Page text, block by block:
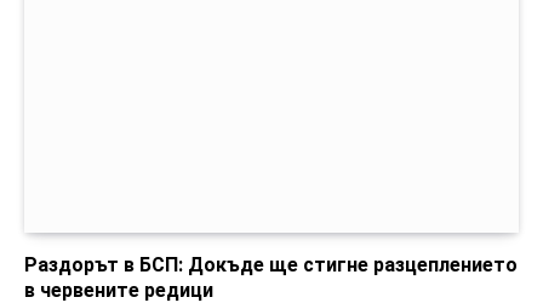
Раздорът в БСП: Докъде ще стигне разцеплението
в червените редици